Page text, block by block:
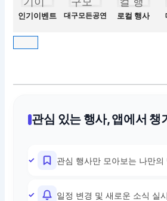
인기이벤트 대구모든공연 로컬 행사
관심 있는 행사, 앱에서 챙
관심 행사만 모아보는 나만의
일정 변경 및 새로운 소식 실